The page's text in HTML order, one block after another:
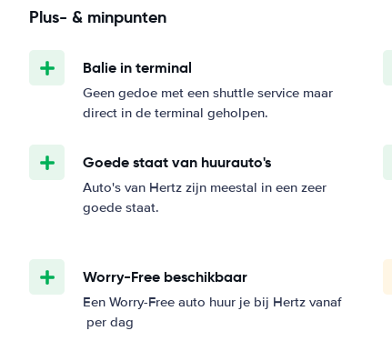
Plus- & minpunten
Balie in terminal
Geen gedoe met een shuttle service maar
direct in de terminal geholpen.
Goede staat van huurauto's
Auto's van Hertz zijn meestal in een zeer
goede staat.
Worry-Free beschikbaar
Een Worry-Free auto huur je bij Hertz vanaf
per dag